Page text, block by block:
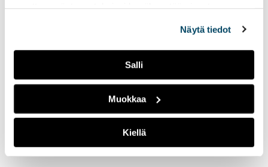
Näytä tiedot
Salli
Muokkaa
Kiellä
"Some on monelle
nuorelle eräänlainen
henkireikä" – aikuiseksi
kasvaminen somessa
herättää ristiriitaisia
tunteita
26.03.2026 YHTEISKUNTA